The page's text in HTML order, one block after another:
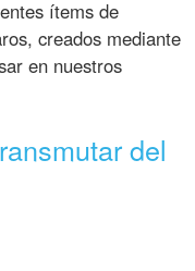
ítems de
creados mediante
en nuestros
del